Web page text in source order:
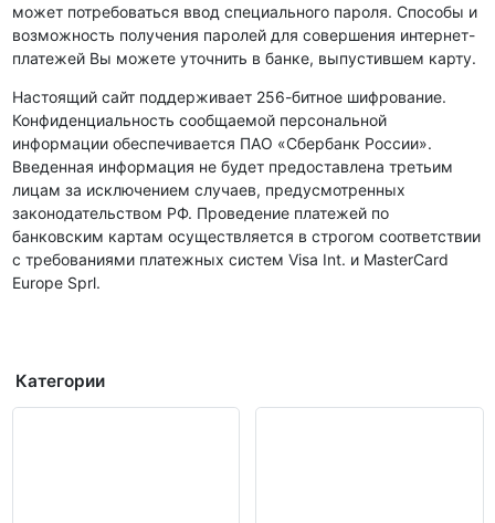
может потребоваться ввод специального пароля. Способы и
возможность получения паролей для совершения интернет-
платежей Вы можете уточнить в банке, выпустившем карту.
Настоящий сайт поддерживает 256-битное шифрование.
Конфиденциальность сообщаемой персональной
информации обеспечивается ПАО «Сбербанк России».
Введенная информация не будет предоставлена третьим
лицам за исключением случаев, предусмотренных
законодательством РФ. Проведение платежей по
банковским картам осуществляется в строгом соответствии
с требованиями платежных систем Visa Int. и MasterCard
Europe Sprl.
Категории